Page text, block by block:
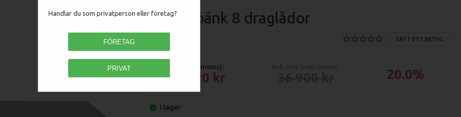
Handlar du som privatperson eller företag?
FÖRETAG
PRIVAT
Grillkylbänk 8 draglådor
SÄTT ETT BETYG
Pris (exkl moms):
29 520 20.0%
I lager